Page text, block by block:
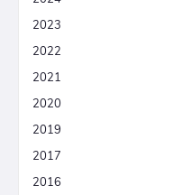
2023
2022
2021
2020
2019
2017
2016